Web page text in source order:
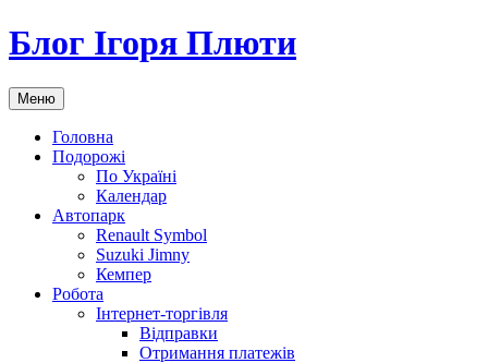
Блог Ігоря Плюти
Меню Переміститись
до
тексту
Головна
Подорожі
По Україні
Календар
Автопарк
Renault Symbol
Suzuki Jimny
Кемпер
Робота
Інтернет-торгівля
Відправки
Отримання платежів